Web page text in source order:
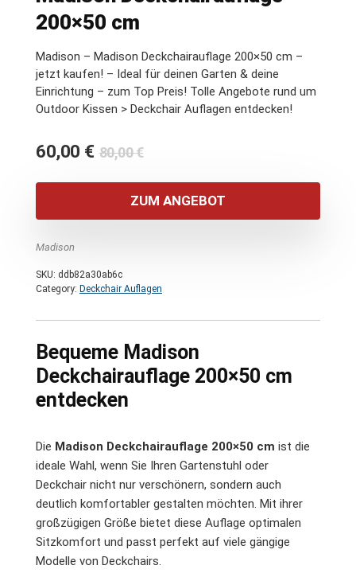
200×50 cm
Madison – Madison Deckchairauflage 200×50 cm –
jetzt kaufen! – Ideal für deinen Garten & deine
Einrichtung – zum Top Preis! Tolle Angebote rund um
Outdoor Kissen > Deckchair Auflagen entdecken!
80,00€Ursprünglicher
war:
80,00 €
60,00 €
Aktueller
ist:
60,00 €.
ZUM ANGEBOT
Madison
SKU: ddb82a30ab6c
Category: Deckchair Auflagen
Bequeme Madison
Deckchairauflage 200×50 cm
entdecken
Die Madison Deckchairauflage 200×50 cm ist die
ideale Wahl, wenn Sie Ihren Gartenstuhl oder
Deckchair nicht nur verschönern, sondern auch
deutlich komfortabler gestalten möchten. Mit ihrer
großzügigen Größe bietet diese Auflage optimalen
Sitzkomfort und passt perfekt auf viele gängige
Modelle von Deckchairs.